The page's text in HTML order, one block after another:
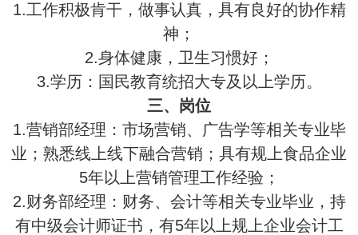
1.工作积极肯干，做事认真，具有良好的协作精
神；
2.身体健康，卫生习惯好；
3.学历：国民教育统招大专及以上学历。
三、岗位
1.营销部经理：市场营销、广告学等相关专业毕
业；熟悉线上线下融合营销；具有规上食品企业
5年以上营销管理工作经验；
2.财务部经理：财务、会计等相关专业毕业，持
有中级会计师证书，有5年以上规上企业会计工